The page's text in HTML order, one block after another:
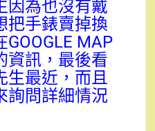
因為也沒有戴
把手錶賣掉換
MAP
資訊，最後看
生最近，而且
詢問詳細情況